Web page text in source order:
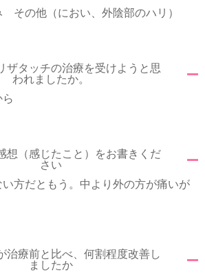
の他（におい、外陰部のハリ）
タッチの治療を受けようと思
われましたか。
想（感じたこと）をお書きくだ
さい
方だともう。中より外の方が痛いが
療前と比べ、何割程度改善し
ましたか